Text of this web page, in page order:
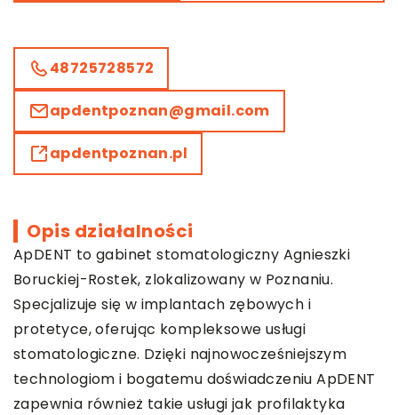
48725728572
apdentpoznan@gmail.com
apdentpoznan.pl
Opis działalności
ApDENT to gabinet stomatologiczny Agnieszki
Boruckiej-Rostek, zlokalizowany w Poznaniu.
Specjalizuje się w implantach zębowych i
protetyce, oferując kompleksowe usługi
stomatologiczne. Dzięki najnowocześniejszym
technologiom i bogatemu doświadczeniu ApDENT
zapewnia również takie usługi jak profilaktyka